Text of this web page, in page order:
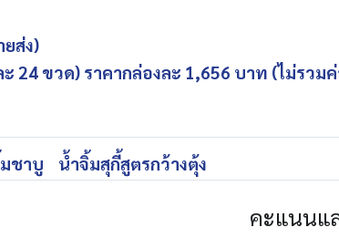
ส่ง)
ะ 24 ขวด) ราคากล่องละ 1,656 บาท (ไม่รว
ชาบู น้ำจิ้มสุกี้สูตรกว้างตุ้ง
คะแนนแ